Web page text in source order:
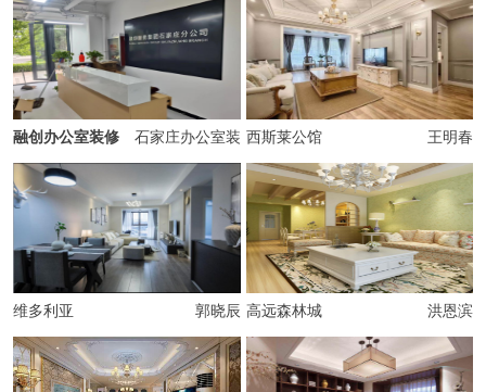
融创办公室装修
石家庄办公室装
修、经理室装修
西斯莱公馆 王明春
维多利亚 郭晓辰 高远森林城 洪恩滨